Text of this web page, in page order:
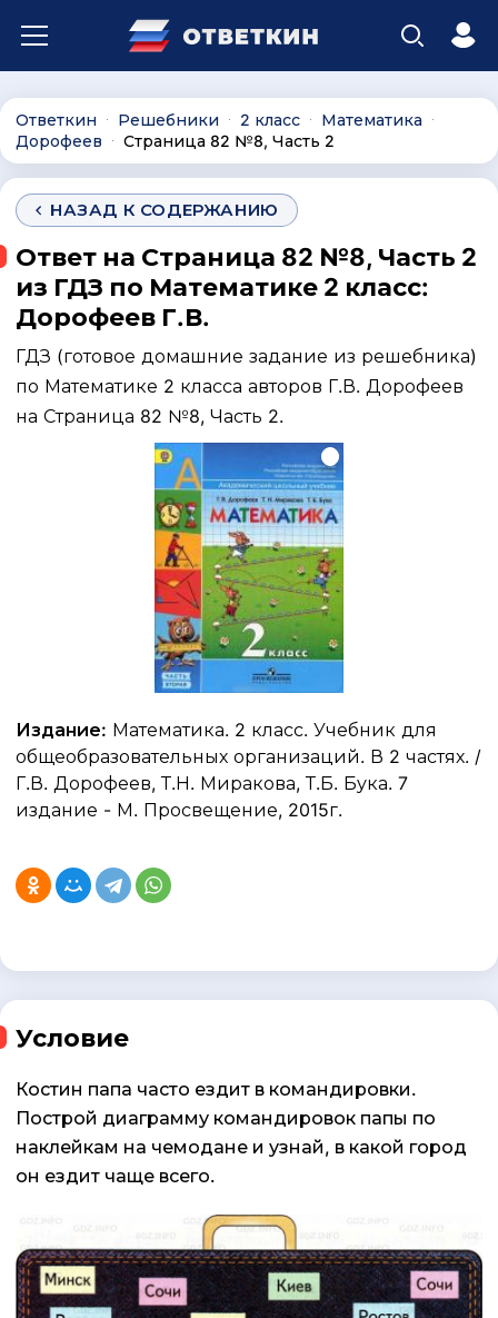
Ответкин ∙ Решебники ∙ 2 класс ∙ Математика ∙
Дорофеев ∙ Страница 82 №8, Часть 2
НАЗАД К СОДЕРЖАНИЮ
Ответ на Страница 82 №8, Часть 2
из ГДЗ по Математике 2 класс:
Дорофеев Г.В.
ГДЗ (готовое домашние задание из решебника)
по Математике 2 класса авторов Г.В. Дорофеев
на Страница 82 №8, Часть 2.
Издание: Математика. 2 класс. Учебник для
общеобразовательных организаций. В 2 частях. /
Г.В. Дорофеев, Т.Н. Миракова, Т.Б. Бука. 7
издание - М. Просвещение, 2015г.
Условие
Костин папа часто ездит в командировки.
Построй диаграмму командировок папы по
наклейкам на чемодане и узнай, в какой город
он ездит чаще всего.